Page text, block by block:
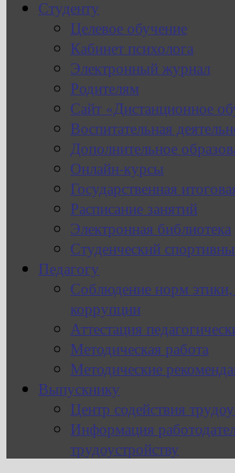
Студенту
Целевое обучение
Кабинет психолога
Электронный журнал
Родителям
Сайт «Дистанционное
Воспитательная
Дополнительное
Онлайн-курсы
Государственная
Расписание занятий
Электронная библиотека
Студенческий
Педагогу
Соблюдение норм этики,
коррупции
Аттестация
Методическая работа
Методические
Выпускнику
Центр содействия
Информация
трудоустройству